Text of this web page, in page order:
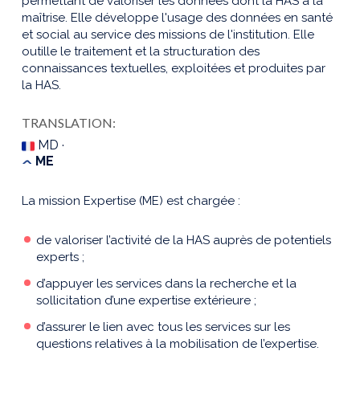
maîtrise. Elle développe l'usage des données en santé
et social au service des missions de l'institution. Elle
outille le traitement et la structuration des
connaissances textuelles, exploitées et produites par
la HAS.
TRANSLATION:
MD ·
ME
La mission Expertise (ME) est chargée :
de valoriser l’activité de la HAS auprès de potentiels
experts ;
d’appuyer les services dans la recherche et la
sollicitation d’une expertise extérieure ;
d’assurer le lien avec tous les services sur les
questions relatives à la mobilisation de l’expertise.